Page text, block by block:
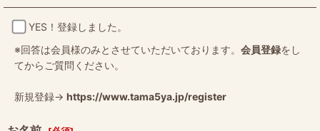
YES！登録しました。
※回答は会員様のみとさせていただいております。 会員登録をし
てからご質問ください。
新規登録→ https://www.tama5ya.jp/register